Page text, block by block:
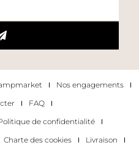
Nos engagements
FAQ
de confidentialité
Charte des cookies
Livraison